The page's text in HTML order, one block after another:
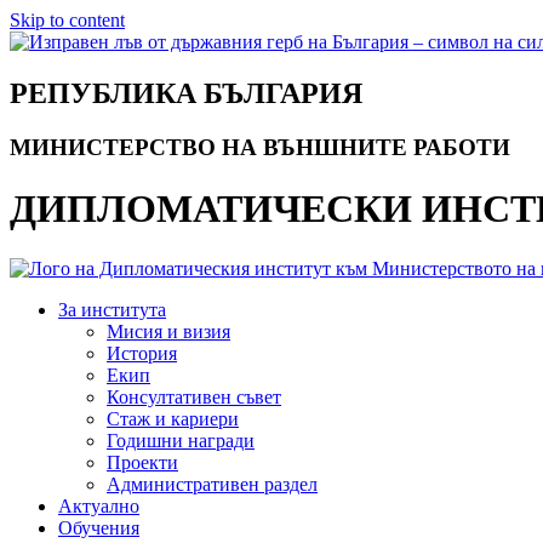
Skip to content
РЕПУБЛИКА БЪЛГАРИЯ
МИНИСТЕРСТВО НА ВЪНШНИТЕ РАБОТИ
ДИПЛОМАТИЧЕСКИ
За института
Мисия и визия
История
Екип
Консултативен съвет
Стаж и кариери
Годишни награди
Проекти
Административен раздел
Актуално
Обучения